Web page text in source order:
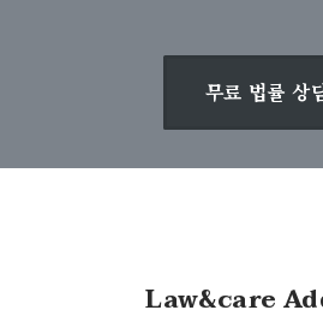
무료 법률 상
Law&care